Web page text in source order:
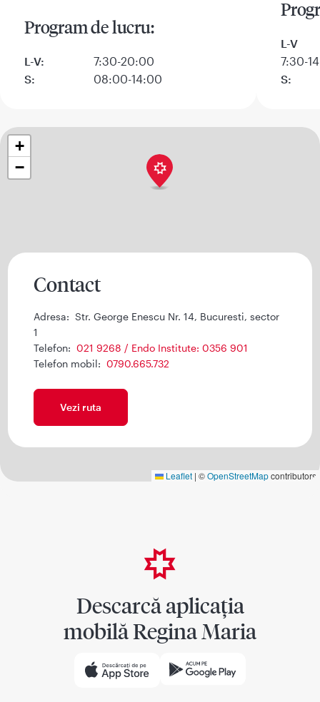
Program de lucru:
L-V:
7:30-20:00
S:
08:00-14:00
L-V
7:30-
S:
+
−
Leaflet | ©OpenStreetMapcontributors
Contact
Adresa: Str. George Enescu Nr. 14, Bucuresti, sector
1
Telefon: 021 9268 / Endo Institute: 0356 901
Telefon mobil: 0790.665.732
Vezi ruta
Descarcă aplicația
mobilă Regina Maria